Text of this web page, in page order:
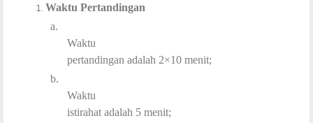
Waktu Pertandingan
a.
Waktu
pertandingan adalah 2×10 menit;
b.
Waktu
istirahat adalah 5 menit;